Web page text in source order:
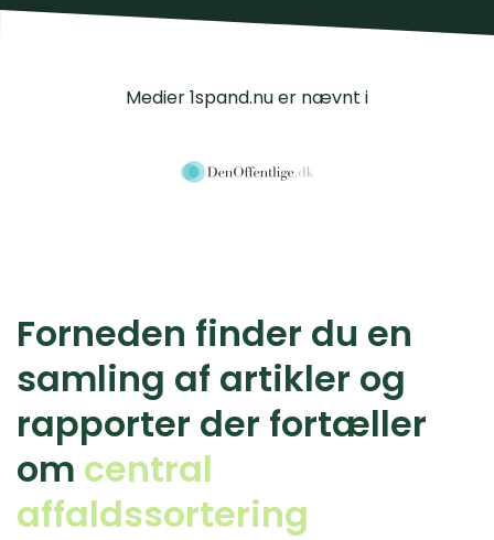
Medier 1spand.nu er nævnt i
Forneden finder du en
samling af artikler og
rapporter der fortæller
om central
affaldssortering